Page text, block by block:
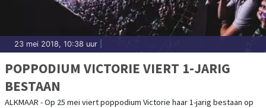
23 mei 2018, 10:38 uur
POPPODIUM VICTORIE VIERT 1-JARIG
BESTAAN
ALKMAAR - Op 25 mei viert poppodium Victorie haar 1-jarig bestaan op